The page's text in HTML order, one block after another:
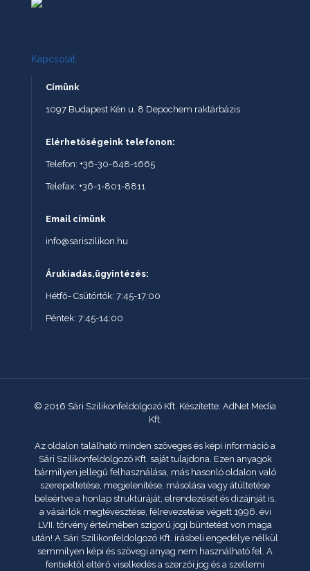
Kapcsolat
Címünk
1097 Budapest Kén u. 8 Depochem raktárbázis
Elérhetőségeink telefonon:
Telefon: +36-30-648-1665
Telefax: +36-1-801-8811
Email címünk
info@sariszilikon.hu
Árukiadás,ügyintézés:
Hétfő- Csütörtök: 7:45-17:00
Péntek: 7:45-14:00
© 2016 Sári Szilikonfeldolgozó Kft. Készítette: AdNet Media
Kft.
Az oldalon található minden szöveges és képi információ a
Sári Szilikonfeldolgozó Kft. saját tulajdona. Ezen anyagok
bármilyen jellegű felhasználása, más hasonló oldalon való
szerepeltetése, megjelenítése, másolása vagy átültetése
beleértve a honlap struktúráját, elrendezését és dizájnját is,
a vásárlók megtévesztése, félrevezetése végett 1996. évi
LVII. törvény értelmében szigorú jogi büntetést von maga
után! A Sári Szilikonfeldolgozó Kft. írásbeli engedélye nélkül
semmilyen képi és szövegi anyag nem használható fel. A
fentiektől eltérő viselkedés a szerzői jog és a szellemi